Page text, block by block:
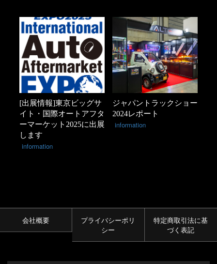
[出展情報]東京ビッグサ
イト・国際オートアフタ
ーマーケット2025に出展
します
information
ジャパントラックショー
2024レポート
information
会社概要
プライバシーポリ
シー
特定商取引法に基
づく表記